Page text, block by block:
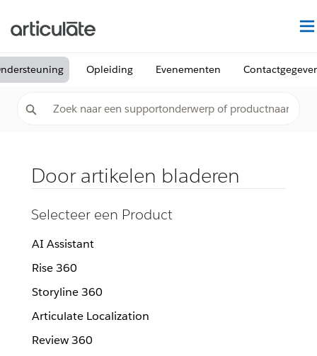
Opleiding Evenementen
Door artikelen bladeren
Selecteer een Product
AI Assistant
Rise 360
Storyline 360
Articulate Localization
Review 360